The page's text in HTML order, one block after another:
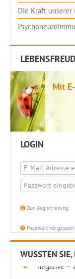
Die Kraft unserer
Mit
LOGIN
Zur Registrierung
Passwort
WUSSTEN SIE,
… positive
negative –